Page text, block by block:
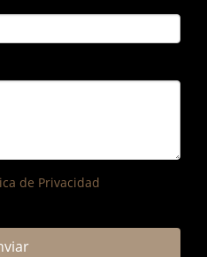
de Privacidad